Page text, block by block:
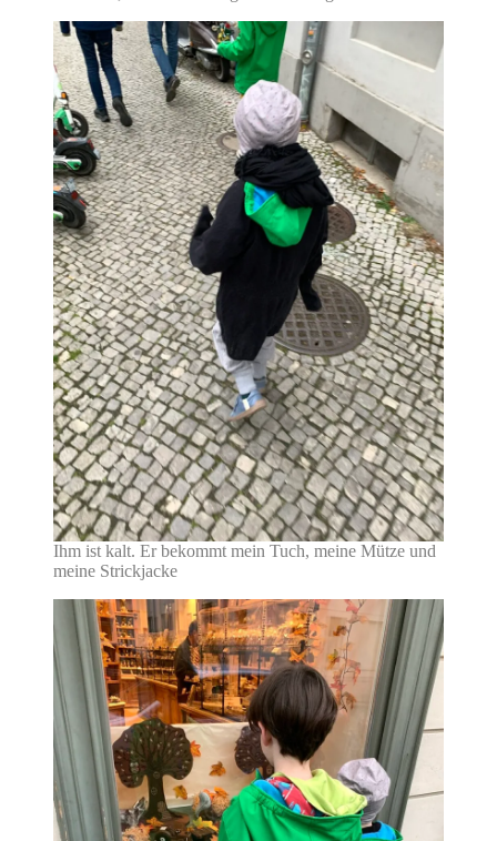
Ihm ist kalt. Er bekommt mein Tuch, meine Mütze und
meine Strickjacke